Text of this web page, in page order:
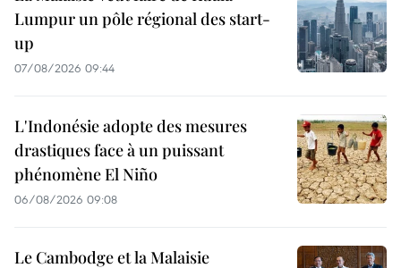
Lumpur un pôle régional des start-
up
07/08/2026 09:44
L'Indonésie adopte des mesures
drastiques face à un puissant
phénomène El Niño
06/08/2026 09:08
Le Cambodge et la Malaisie